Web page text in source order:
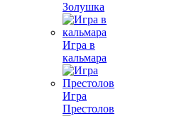
Золушка
Игра в
кальмара
Игра
Престолов